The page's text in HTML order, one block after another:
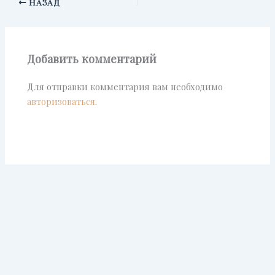
Добавить комментарий
Для отправки комментария вам необходимо
авторизоваться.